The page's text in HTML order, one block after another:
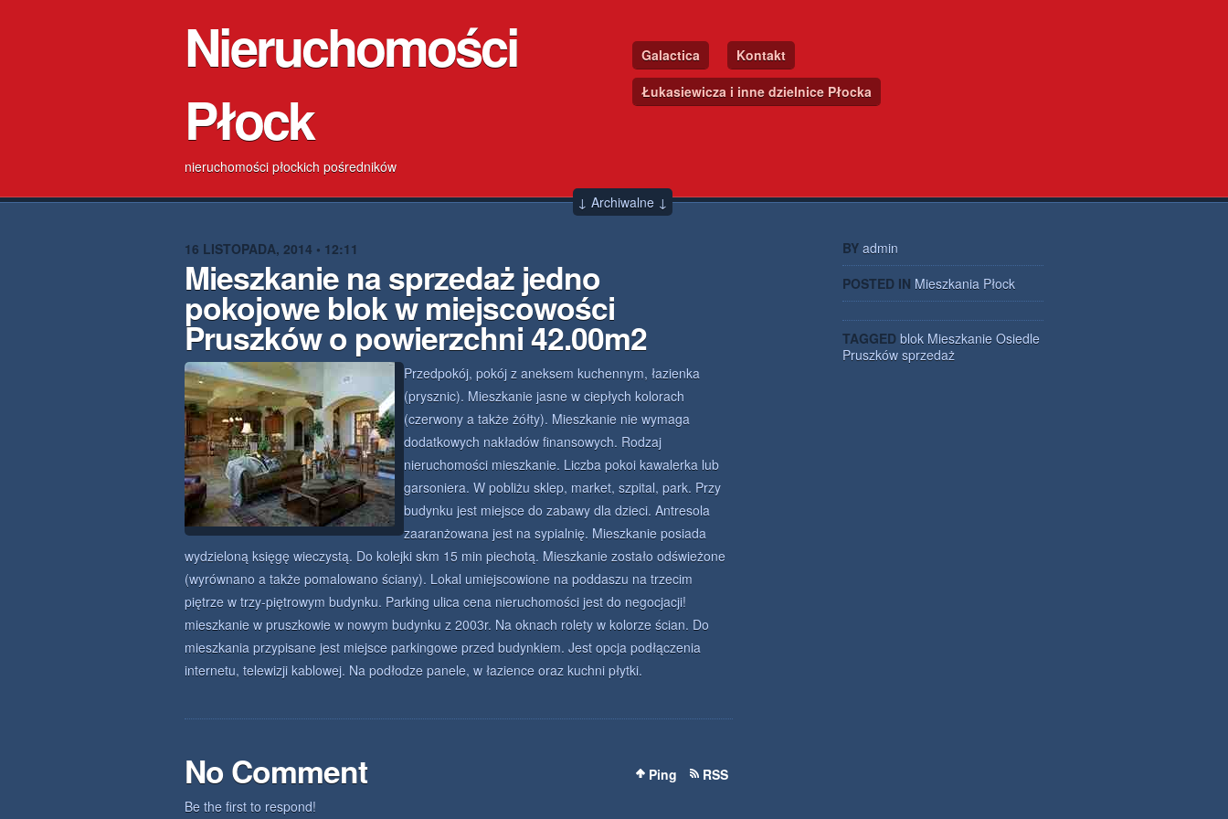
Nieruchomości
Płock
nieruchomości płockich pośredników
Galactica
Kontakt
Łukasiewicza i inne dzielnice Płocka
↓ Archiwalne ↓
16 LISTOPADA, 2014 • 12:11
Mieszkanie na sprzedaż jedno
pokojowe blok w miejscowości
Pruszków o powierzchni 42.00m2
Przedpokój, pokój z aneksem kuchennym, łazienka
(prysznic). Mieszkanie jasne w ciepłych kolorach
(czerwony a także żółty). Mieszkanie nie wymaga
dodatkowych nakładów finansowych. Rodzaj
nieruchomości mieszkanie. Liczba pokoi kawalerka lub
garsoniera. W pobliżu sklep, market, szpital, park. Przy
budynku jest miejsce do zabawy dla dzieci. Antresola
zaaranżowana jest na sypialnię. Mieszkanie posiada
wydzieloną księgę wieczystą. Do kolejki skm 15 min piechotą. Mieszkanie zostało odświeżone
(wyrównano a także pomalowano ściany). Lokal umiejscowione na poddaszu na trzecim
piętrze w trzy-piętrowym budynku. Parking ulica cena nieruchomości jest do negocjacji!
mieszkanie w pruszkowie w nowym budynku z 2003r. Na oknach rolety w kolorze ścian. Do
mieszkania przypisane jest miejsce parkingowe przed budynkiem. Jest opcja podłączenia
internetu, telewizji kablowej. Na podłodze panele, w łazience oraz kuchni płytki.
No Comment Ping
RSS
Be the first to respond!
BY admin
POSTED IN Mieszkania Płock
TAGGED blok Mieszkanie Osiedle
Pruszków sprzedaż